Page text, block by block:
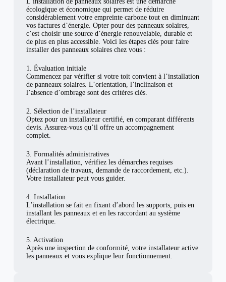
écologique et économique qui permet de réduire
considérablement votre empreinte carbone tout en diminuant
vos factures d’énergie. Opter pour des panneaux solaires,
c’est choisir une source d’énergie renouvelable, durable et
de plus en plus accessible. Voici les étapes clés pour faire
installer des panneaux solaires chez vous :
1. Évaluation initiale
Commencez par vérifier si votre toit convient à l’installation
de panneaux solaires. L’orientation, l’inclinaison et
l’absence d’ombrage sont des critères clés.
2. Sélection de l’installateur
Optez pour un installateur certifié, en comparant différents
devis. Assurez-vous qu’il offre un accompagnement
complet.
3. Formalités administratives
Avant l’installation, vérifiez les démarches requises
(déclaration de travaux, demande de raccordement, etc.).
Votre installateur peut vous guider.
4. Installation
L’installation se fait en fixant d’abord les supports, puis en
installant les panneaux et en les raccordant au système
électrique.
5. Activation
Après une inspection de conformité, votre installateur active
les panneaux et vous explique leur fonctionnement.